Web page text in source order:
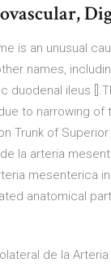
is an unusual
names,
ileus
to narrowing of
Trunk of
la arteria
mesenterica
anatomical
de la